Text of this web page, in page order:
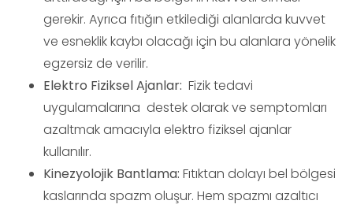
gerekir. Ayrıca fıtığın etkilediği alanlarda kuvvet
ve esneklik kaybı olacağı için bu alanlara yönelik
egzersiz de verilir.
Elektro Fiziksel Ajanlar: Fizik tedavi
uygulamalarına destek olarak ve semptomları
azaltmak amacıyla elektro fiziksel ajanlar
kullanılır.
Kinezyolojik Bantlama: Fıtıktan dolayı bel bölgesi
kaslarında spazm oluşur. Hem spazmı azaltıcı